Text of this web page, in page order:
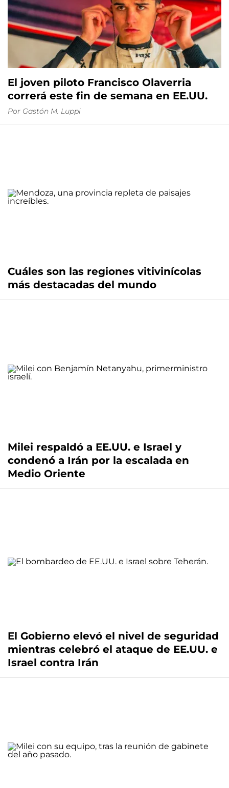
El joven piloto Francisco Olaverria
correrá este fin de semana en EE.UU.
Por Gastón M. Luppi
Cuáles son las regiones vitivinícolas
más destacadas del mundo
Milei respaldó a EE.UU. e Israel y
condenó a Irán por la escalada en
Medio Oriente
El Gobierno elevó el nivel de seguridad
mientras celebró el ataque de EE.UU. e
Israel contra Irán